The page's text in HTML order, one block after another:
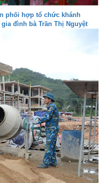
phối hợp tổ chức khánh
đình bà Trần Thị Nguyệt